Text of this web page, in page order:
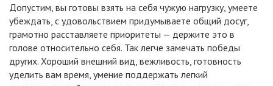
Допустим, вы готовы взять на себя чужую нагрузку, умеете
убеждать, с удовольствием придумываете общий досуг,
грамотно расставляете приоритеты — держите это в
голове относительно себя. Так легче замечать победы
других. Хороший внешний вид, вежливость, готовность
уделить вам время, умение поддержать легкий